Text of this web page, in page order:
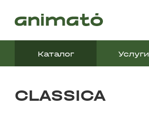
Каталог Услуги
CLASSICA